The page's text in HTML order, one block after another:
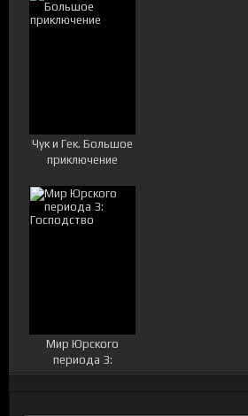
Чук и Гек. Большое
приключение
Мир Юрского
периода 3:
Господство